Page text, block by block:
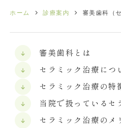
ホーム 診療案内 審美歯科（
審美歯科とは
セラミック治療につ
セラミック治療の特
当院で扱っているセ
セラミック治療のメ